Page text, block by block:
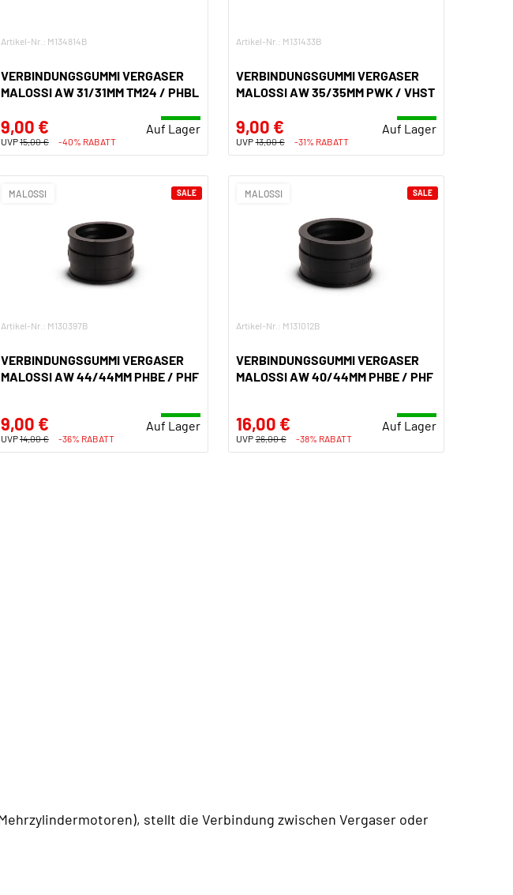
Artikel-Nr.: M134814B
VERBINDUNGSGUMMI VERGASER
MALOSSI AW 31/31MM TM24 / PHBL
9,00 € Auf Lager
UVP15,00 € -40% RABATT
Artikel-Nr.: M131433B
VERBINDUNGSGUMMI VERGASER
MALOSSI AW 35/35MM PWK / VHST
9,00 € Auf Lager
UVP13,00 € -31% RABATT
MALOSSI
Artikel-Nr.: M130397B
VERBINDUNGSGUMMI VERGASER
MALOSSI AW 44/44MM PHBE / PHF
9,00 € Auf Lager
UVP14,00 € -36% RABATT
SALE MALOSSI
Artikel-Nr.: M131012B
VERBINDUNGSGUMMI VERGASER
MALOSSI AW 40/44MM PHBE / PHF
16,00 € Auf Lager
UVP26,00 € -38% RABATT
SALE
stellt die Verbindung zwischen Vergaser oder